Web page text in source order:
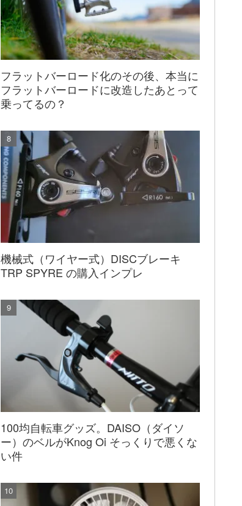
フラットバーロード化のその後、本当に
フラットバーロードに改造したあとって
乗ってるの？
機械式（ワイヤー式）DISCブレーキ
TRP SPYRE の購入インプレ
100均自転車グッズ。DAISO（ダイソ
ー）のベルがKnog Oi そっくりで悪くな
い件